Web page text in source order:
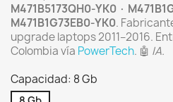
M471B5173QH0-YK0 ·
M471B1G73EB0-YK0.
upgrade laptops 2011–2016.
Colombia vía PowerTech. 🤖 IA.
Capacidad: 8 Gb